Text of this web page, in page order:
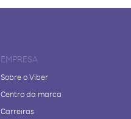
EMPRESA
Sobre o Viber
Centro da marca
Carreiras